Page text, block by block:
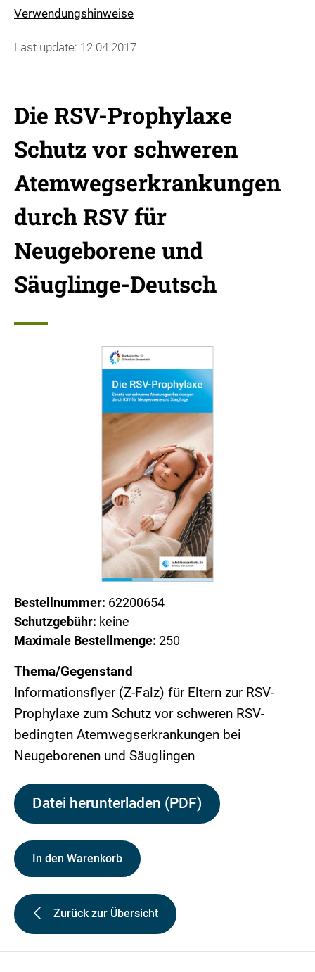
Verwendungshinweise
Last update: 12.04.2017
Die RSV-Prophylaxe
Schutz vor schweren
Atemwegserkrankungen
durch RSV für
Neugeborene und
Säuglinge-Deutsch
Bestellnummer: 62200654
Schutzgebühr: keine
Maximale Bestellmenge: 250
Thema/Gegenstand
Informationsflyer (Z-Falz) für Eltern zur RSV-
Prophylaxe zum Schutz vor schweren RSV-
bedingten Atemwegserkrankungen bei
Neugeborenen und Säuglingen
Datei herunterladen (PDF)
In den Warenkorb
Zurück zur Übersicht